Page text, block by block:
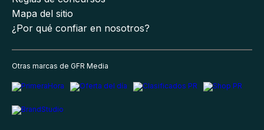
Mapa del sitio
¿Por qué confiar en nosotros?
Otras marcas de GFR Media